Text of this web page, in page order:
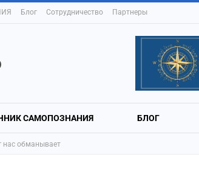
Блог Сотрудничество Партнеры
САМОПОЗНАНИЯ БЛОГ
нас обманывает